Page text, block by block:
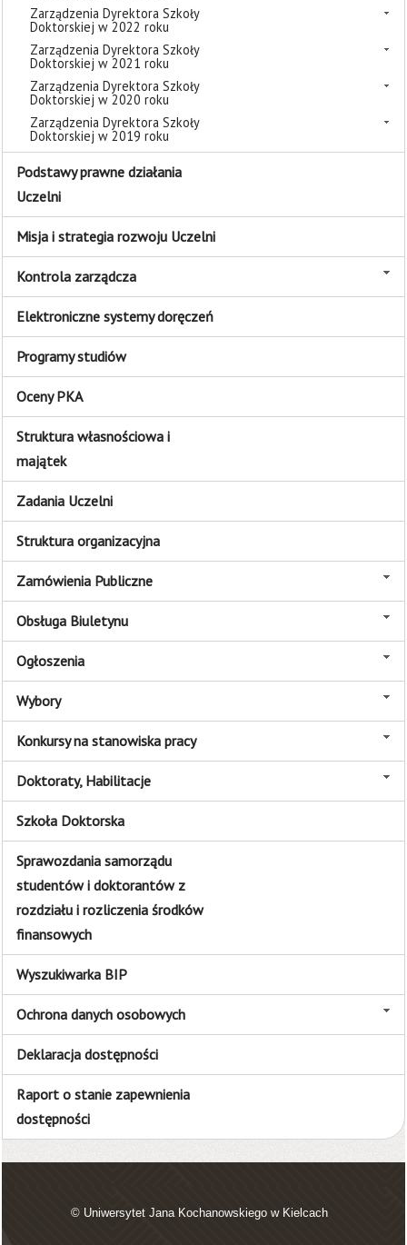
Zarządzenia Dyrektora Szkoły
Doktorskiej w 2022 roku
Zarządzenia Dyrektora Szkoły
Doktorskiej w 2021 roku
Zarządzenia Dyrektora Szkoły
Doktorskiej w 2020 roku
Zarządzenia Dyrektora Szkoły
Doktorskiej w 2019 roku
Podstawy prawne działania
Uczelni
Misja i strategia rozwoju Uczelni
Kontrola zarządcza
Elektroniczne systemy doręczeń
Programy studiów
Oceny PKA
Struktura własnościowa i
majątek
Zadania Uczelni
Struktura organizacyjna
Zamówienia Publiczne
Obsługa Biuletynu
Ogłoszenia
Wybory
Konkursy na stanowiska pracy
Doktoraty, Habilitacje
Szkoła Doktorska
Sprawozdania samorządu
studentów i doktorantów z
rozdziału i rozliczenia środków
finansowych
Wyszukiwarka BIP
Ochrona danych osobowych
Deklaracja dostępności
Raport o stanie zapewnienia
dostępności
© Uniwersytet Jana Kochanowskiego w Kielcach